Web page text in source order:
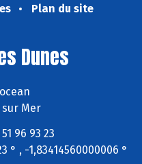
Plan du site
Dunes
Mer
96 93 23
° , -1,83414560000006 °